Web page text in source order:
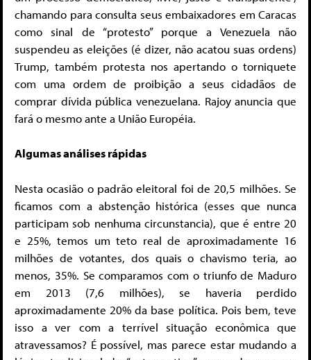
chamando para consulta seus embaixadores em Caracas
como sinal de “protesto” porque a Venezuela não
suspendeu as eleições (é dizer, não acatou suas ordens)
Trump, também protesta nos apertando o torniquete
com uma ordem de proibição a seus cidadãos de
comprar dívida pública venezuelana. Rajoy anuncia que
fará o mesmo ante a União Européia.
Algumas análises rápidas
Nesta ocasião o padrão eleitoral foi de 20,5 milhões. Se
ficamos com a abstenção histórica (esses que nunca
participam sob nenhuma circunstancia), que é entre 20
e 25%, temos um teto real de aproximadamente 16
milhões de votantes, dos quais o chavismo teria, ao
menos, 35%. Se comparamos com o triunfo de Maduro
em 2013 (7,6 milhões), se haveria perdido
aproximadamente 20% da base política. Pois bem, teve
isso a ver com a terrível situação econômica que
atravessamos? É possível, mas parece estar mudando a